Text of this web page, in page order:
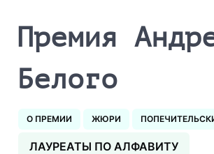
Премия
Белого
О ПРЕМИИ ЖЮРИ
ЛАУРЕАТЫ ПО АЛФАВИТУ